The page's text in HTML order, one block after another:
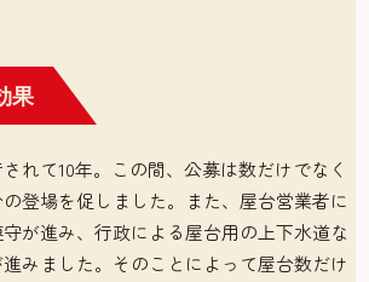
果
れて10年。この間、公募は数だけでなく
登場を促しました。また、屋台営業者に
が進み、行政による屋台用の上下水道な
みました。そのことによって屋台数だけ